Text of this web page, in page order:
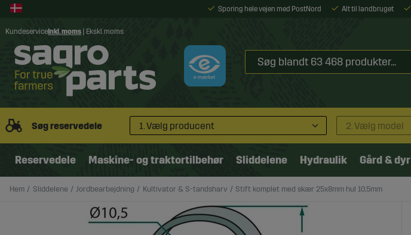
Sporing hele vejen med PostNord Alt til landbruget
Kundeservice Inkl. moms Ekskl. moms
Søg reservedele 1. Vælg producent 2. Vælg model
Reservedele Maskine- og traktortilbehør Sliddelene Hydraulik Gård & dyr
Hem Sliddelene Jordbearbejdning Kultivator & S-tandsharv Stift komplet med skær 25x8mm hul 10,5mm